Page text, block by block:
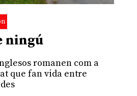
ningú
romanen com a
que fan vida entre